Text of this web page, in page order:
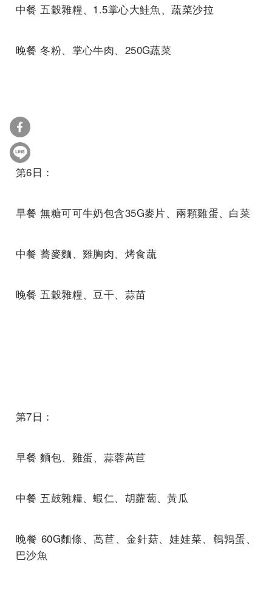
中餐 五穀雜糧、1.5掌心大鮭魚、蔬菜沙拉
晚餐 冬粉、掌心牛肉、250G蔬菜
第6日：
早餐 無糖可可牛奶包含35G麥片、兩顆雞蛋、白菜
中餐 蕎麥麵、雞胸肉、烤食蔬
晚餐 五穀雜糧、豆干、蒜苗
第7日：
早餐 麵包、雞蛋、蒜蓉萵苣
中餐 五鼓雜糧、蝦仁、胡蘿蔔、黃瓜
晚餐 60G麵條、萵苣、金針菇、娃娃菜、鵪鶉蛋、
巴沙魚